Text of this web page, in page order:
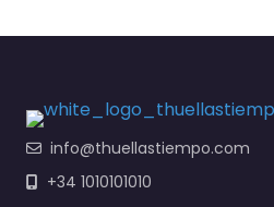
info@thuellastiempo.com
+34 1010101010